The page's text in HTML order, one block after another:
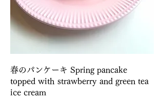
春のパンケーキ Spring pancake
topped with strawberry and green tea
ice cream